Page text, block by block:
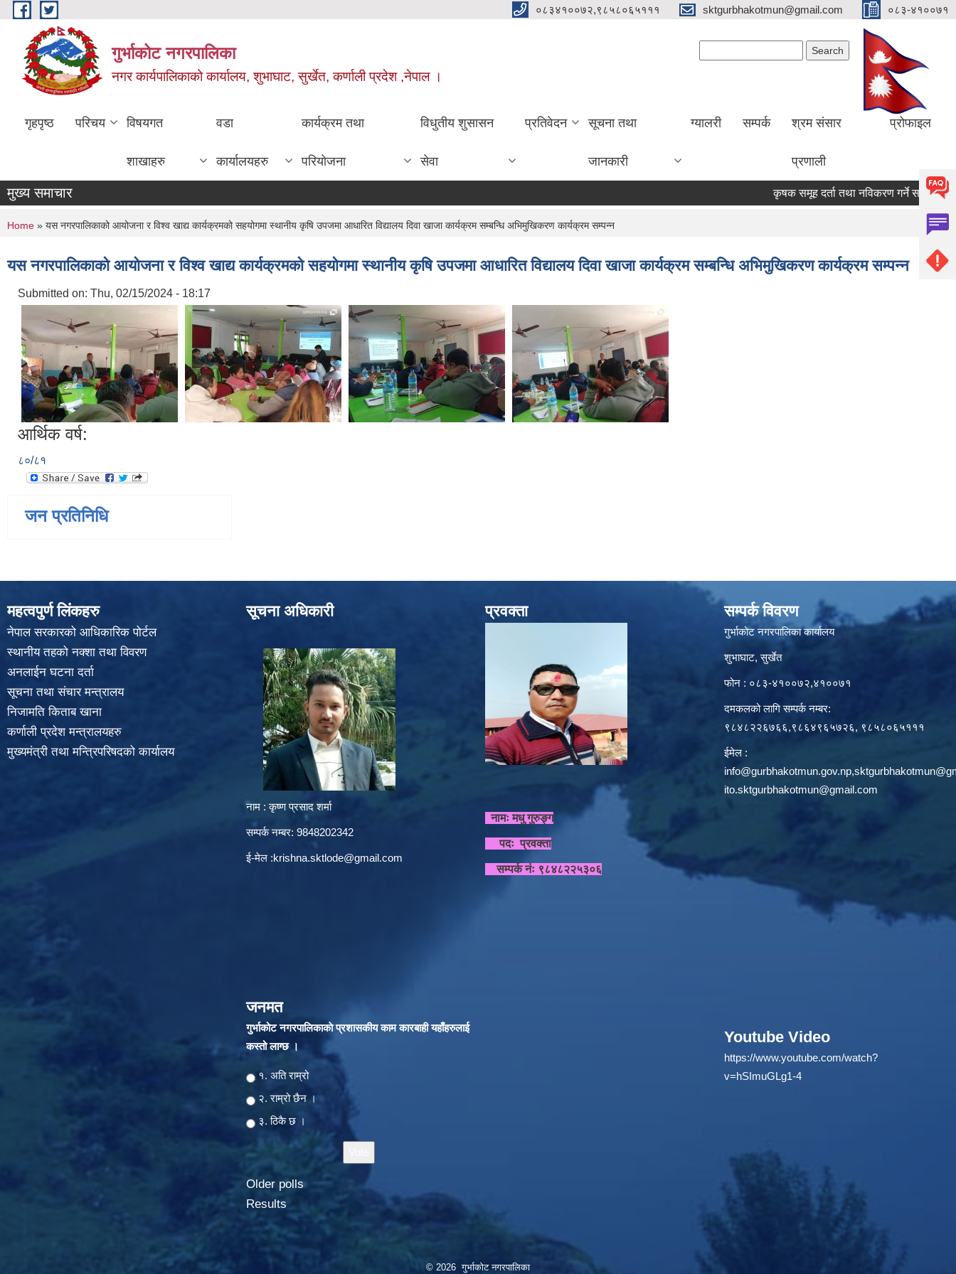
Skip to main content ०८३४१००७२,९८५८०६५१११ sktgurbhakotmun@gmail.com ०८३-४१००७१
गुर्भाकोट नगरपालिका
नगर कार्यपालिकाको कार्यालय, शुभाघाट, सुर्खेत, कर्णाली प्रदेश ,नेपाल ।
गृहपृष्ठ परिचय विषयगत
शाखाहरु
वडा
कार्यालयहरु
कार्यक्रम तथा
परियोजना
विधुतीय शुसासन
सेवा
प्रतिवेदन सूचना तथा
जानकारी
ग्यालरी सम्पर्क श्रम संसार
प्रणाली
प्रोफाइल
मुख्य समाचार कृषक समूह दर्ता तथा नविकरण गर्ने सम्बन्धी सूचना ।
You are here
Home » यस नगरपालिकाको आयोजना र विश्व खाद्य कार्यक्रमको सहयोगमा स्थानीय कृषि उपजमा आधारित विद्यालय दिवा खाजा कार्यक्रम सम्बन्धि अभिमुखिकरण कार्यक्रम सम्पन्न
यस नगरपालिकाको आयोजना र विश्व खाद्य कार्यक्रमको सहयोगमा स्थानीय कृषि उपजमा आधारित विद्यालय दिवा खाजा कार्यक्रम सम्बन्धि अभिमुखिकरण कार्यक्रम सम्पन्न
Submitted on: Thu, 02/15/2024 - 18:17
आर्थिक वर्ष:
८०/८१
जन प्रतिनिधि
महत्वपुर्ण लिंकहरु
नेपाल सरकारको आधिकारिक पोर्टल
स्थानीय तहको नक्शा तथा विवरण
अनलाईन घटना दर्ता
सूचना तथा संचार मन्त्रालय
निजामति किताब खाना
कर्णाली प्रदेश मन्त्रालयहरु
मुख्यमंत्री तथा मन्त्रिपरिषदको कार्यालय
सूचना अधिकारी
नाम : कृष्ण प्रसाद शर्मा
सम्पर्क नम्बर: 9848202342
ई-मेल :krishna.sktlode@gmail.com
जनमत
गुर्भाकोट नगरपालिकाकाे प्रशासकीय काम कारबाही यहाँहरुलाई
कस्तो लाग्छ ।
Choices
१. अति राम्रो
२‍‍. राम्रो छैन ।
३. ठिकै छ ।
Older polls
Results
प्रवक्ता
नामः मधु गुरुङ्ग
पदः प्रवक्ता
सम्पर्क नंः ९८४८२२५३०६
सम्पर्क विवरण
गुर्भाकोट नगरपालिका कार्यालय
शुभाघाट, सुर्खेत
फोन : ०८३-४१००७२,४१००७१
दमकलको लागि सम्पर्क नम्बर:
९८४८२२६७६६,९८६४९६५७२६, ९८५८०६५१११
ईमेल :
info@gurbhakotmun.gov.np,
ito.sktgurbhakotmun@gmail.com
Youtube Video
https://www.youtube.com/watch?
v=hSImuGLg1-4
© 2026 गुर्भाकोट नगरपालिका